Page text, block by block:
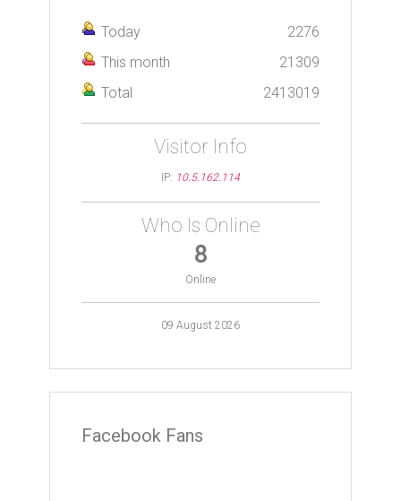
Today
2276
This month
21309
Total
2413019
Visitor Info
IP: 10.5.162.114
Who Is Online
8
Online
09 August 2026
Facebook Fans